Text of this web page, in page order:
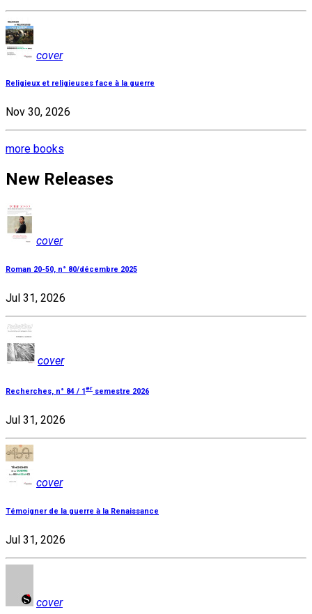
cover
Religieux et religieuses face à la guerre
Nov 30, 2026
more books
New Releases
cover
Roman 20-50, n° 80/décembre 2025
Jul 31, 2026
cover
Recherches, n° 84 / 1er semestre 2026
Jul 31, 2026
cover
Témoigner de la guerre à la Renaissance
Jul 31, 2026
cover